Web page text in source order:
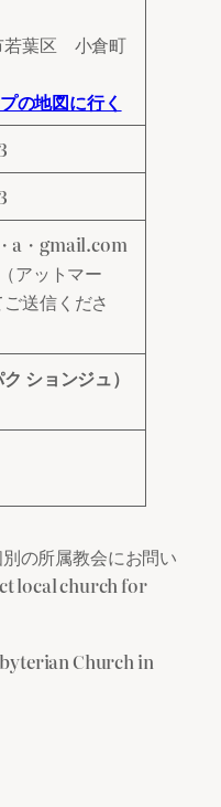
若葉区 小倉町
の地図に行く
a・gmail.com
アットマー
送信くださ
ションジュ）
の所属教会にお問い
local church for
Church in